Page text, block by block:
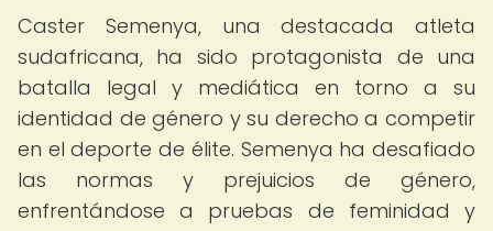
Caster Semenya, una destacada atleta
sudafricana, ha sido protagonista de una
batalla legal y mediática en torno a su
identidad de género y su derecho a competir
en el deporte de élite. Semenya ha desafiado
las normas y prejuicios de género,
enfrentándose a pruebas de feminidad y